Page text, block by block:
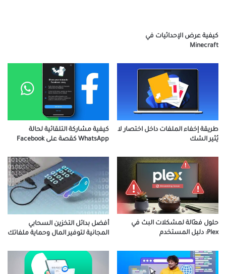
كيفية عرض الإحداثيات في
Minecraft
كيفية مشاركة التلقائية لحالة
WhatsApp كقصة على Facebook
طريقة إخفاء الملفات داخل اختصار لا
يُثير الشك
أفضل بدائل التخزين السحابي
المجانية لتوفير المال وحماية ملفاتك
حلول فعّالة لمشكلات البث في
Plex: دليل المستخدم